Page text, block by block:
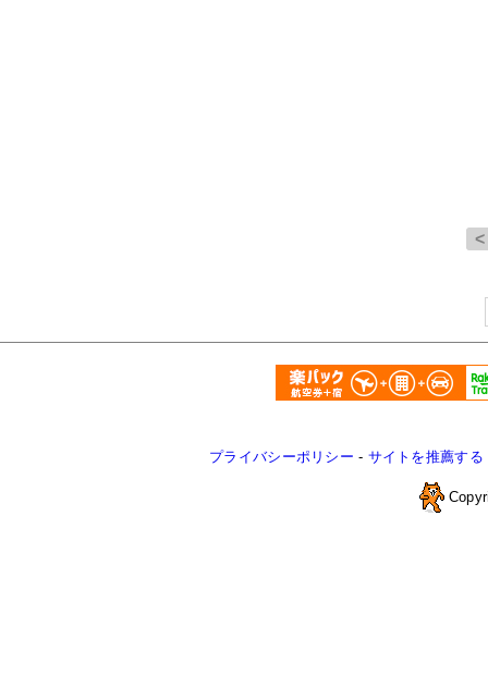
プライバシーポリシー - サイトを推薦する